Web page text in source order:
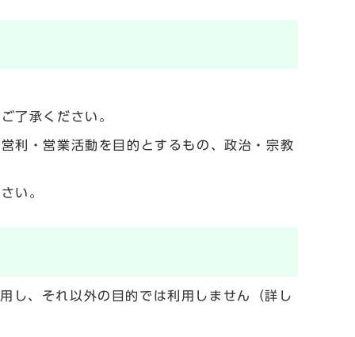
了承ください。
利・営業活動を目的とするもの、政治・宗教
い。
し、それ以外の目的では利用しません（詳し